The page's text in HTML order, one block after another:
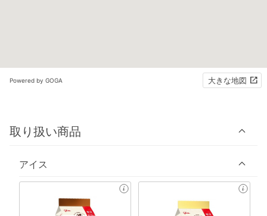
Powered by GOGA 大きな地図
取り扱い商品
アイス